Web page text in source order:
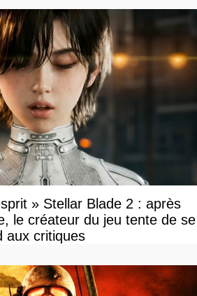
» Stellar Blade 2 : après
le créateur du jeu tente de se
aux critiques